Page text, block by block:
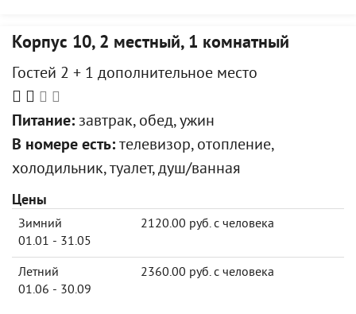
Корпус 10, 2 местный, 1 комнатный
Гостей 2 + 1 дополнительное место
Питание: завтрак, обед, ужин
В номере есть: телевизор, отопление,
холодильник, туалет, душ/ванная
Цены
Зимний
01.01 - 31.05
2120.00 руб. с человека
Летний
01.06 - 30.09
2360.00 руб. с человека